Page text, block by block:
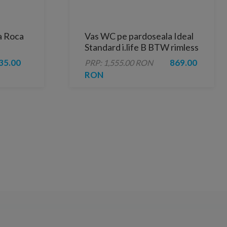
Roca
Vas WC pe pardoseala Ideal
Standard i.life B BTW rimless
gri lucios
PRP: 1,555.00 RON
869.00
RON